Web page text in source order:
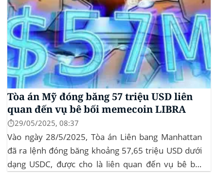
Tòa án Mỹ đóng băng 57 triệu USD liên
quan đến vụ bê bối memecoin LIBRA
⏱️29/05/2025, 08:37
Vào ngày 28/5/2025, Tòa án Liên bang Manhattan
đã ra lệnh đóng băng khoảng 57,65 triệu USD dưới
dạng USDC, được cho là liên quan đến vụ bê bối